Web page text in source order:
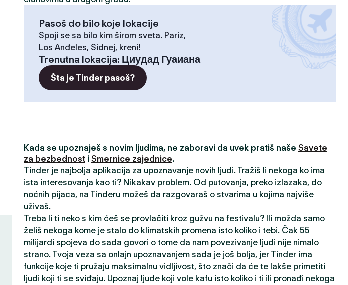
Pasoš do bilo koje lokacije
Spoji se sa bilo kim širom sveta. Pariz,
Los Anđeles, Sidnej, kreni!
Trenutna lokacija: Циудад Гуаиана
Šta je Tinder pasoš?
Kada se upoznaješ s novim ljudima, ne zaboravi da uvek pratiš naše Savete
za bezbednost i Smernice zajednice.
Tinder je najbolja aplikacija za upoznavanje novih ljudi. Tražiš li nekoga ko ima
ista interesovanja kao ti? Nikakav problem. Od putovanja, preko izlazaka, do
noćnih pijaca, na Tinderu možeš da razgovaraš o stvarima u kojima najviše
uživaš.
Treba li ti neko s kim ćeš se provlačiti kroz gužvu na festivalu? Ili možda samo
želiš nekoga kome je stalo do klimatskih promena isto koliko i tebi. Čak 55
milijardi spojeva do sada govori o tome da nam povezivanje ljudi nije nimalo
strano. Tvoja veza sa onlajn upoznavanjem sada je još bolja, jer Tinder ima
funkcije koje ti pružaju maksimalnu vidljivost, što znači da će te lakše primetiti
ljudi koji ti se sviđaju. Upoznaj ljude koji vole kafu isto koliko i ti ili pronađi nekoga